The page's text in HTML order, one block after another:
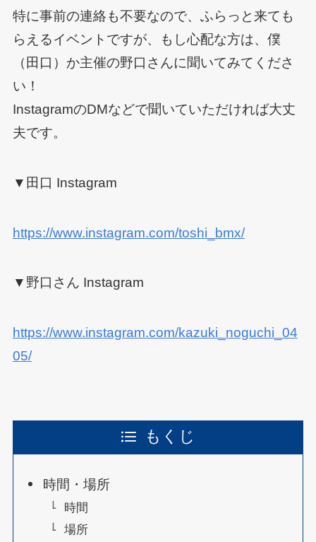
特に事前の連絡も不要なので、ふらっと来ても
らえるイベントですが、もし心配な方は、僕
（田口）か主催の野口さんに聞いてみてくださ
い！
InstagramのDMなどで聞いていただければ大丈
夫です。
▼田口 Instagram
https://www.instagram.com/toshi_bmx/
▼野口さん Instagram
https://www.instagram.com/kazuki_noguchi_04
05/
もくじ
時間・場所
時間
場所